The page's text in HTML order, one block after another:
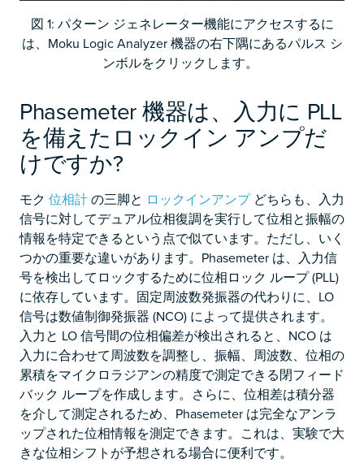
図 1: パターン ジェネレーター機能にアクセスするに
は、Moku Logic Analyzer 機器の右下隅にあるパルス シ
ンボルをクリックします。
Phasemeter 機器は、入力に PLL
を備えたロックイン アンプだ
けですか?
モク 位相計の三脚と ロックインアンプどちらも、入力
信号に対してデュアル位相復調を実行して位相と振幅の
情報を特定できるという点で似ています。ただし、いく
つかの重要な違いがあります。Phasemeter は、入力信
号を検出してロックするために位相ロック ループ (PLL)
に依存しています。固定周波数発振器の代わりに、LO
信号は数値制御発振器 (NCO) によって提供されます。
入力と LO 信号間の位相偏差が検出されると、NCO は
入力に合わせて周波数を調整し、振幅、周波数、位相の
累積をマイクロラジアンの精度で測定できる閉フィード
バック ループを作成します。さらに、位相差は積分器
を介して測定されるため、Phasemeter は完全なアンラ
ップされた位相情報を測定できます。これは、実験で大
きな位相シフトが予想される場合に便利です。